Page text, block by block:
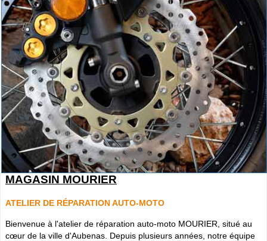
MAGASIN MOURIER
ATELIER DE RÉPARATION AUTO-MOTO
Bienvenue à l'atelier de réparation auto-moto MOURIER, situé au
cœur de la ville d'Aubenas. Depuis plusieurs années, notre équipe